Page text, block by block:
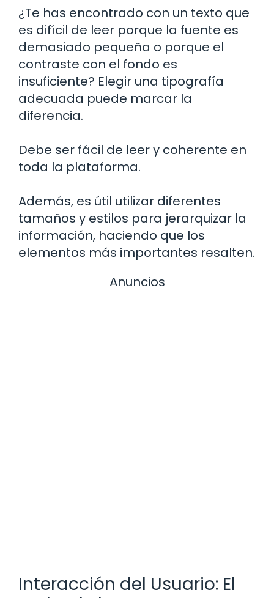
¿Te has encontrado con un texto que
es difícil de leer porque la fuente es
demasiado pequeña o porque el
contraste con el fondo es
insuficiente? Elegir una tipografía
adecuada puede marcar la
diferencia.
Debe ser fácil de leer y coherente en
toda la plataforma.
Además, es útil utilizar diferentes
tamaños y estilos para jerarquizar la
información, haciendo que los
elementos más importantes resalten.
Anuncios
Interacción del Usuario: El